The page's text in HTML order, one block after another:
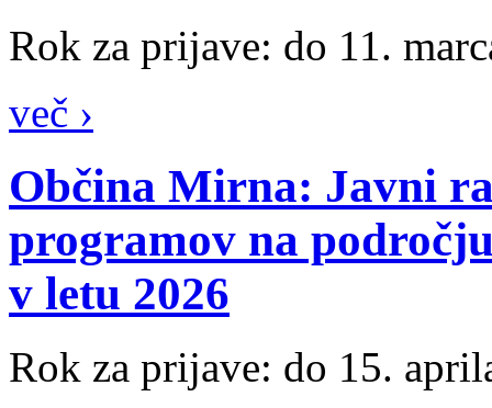
Rok za prijave: do 11.
več ›
Občina Mirna: Javni
programov na
v letu 2026
Rok za prijave: do 15.